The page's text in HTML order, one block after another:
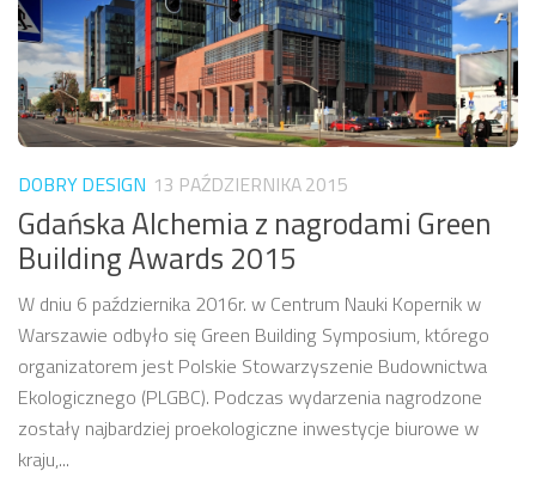
DOBRY DESIGN 13 PAŹDZIERNIKA 2015
Gdańska Alchemia z nagrodami Green
Building Awards 2015
W dniu 6 października 2016r. w Centrum Nauki Kopernik w
Warszawie odbyło się Green Building Symposium, którego
organizatorem jest Polskie Stowarzyszenie Budownictwa
Ekologicznego (PLGBC). Podczas wydarzenia nagrodzone
zostały najbardziej proekologiczne inwestycje biurowe w
kraju,...